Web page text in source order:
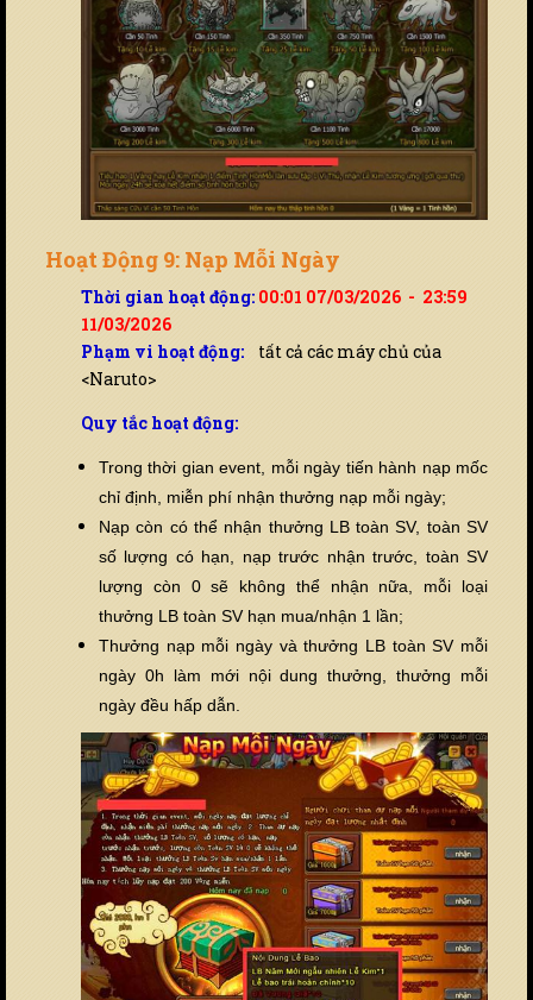
Hoạt Động 9: Nạp Mỗi Ngày
Thời gian hoạt động: 00:01 07/03/2026 - 23:59
11/03/2026
Phạm vi hoạt động: tất cả các máy chủ của
<Naruto>
Quy tắc hoạt động:
Trong thời gian event, mỗi ngày tiến hành nạp mốc
chỉ định, miễn phí nhận thưởng nạp mỗi ngày;
Nạp còn có thể nhận thưởng LB toàn SV, toàn SV
số lượng có hạn, nạp trước nhận trước, toàn SV
lượng còn 0 sẽ không thể nhận nữa, mỗi loại
thưởng LB toàn SV hạn mua/nhận 1 lần;
Thưởng nạp mỗi ngày và thưởng LB toàn SV mỗi
ngày 0h làm mới nội dung thưởng, thưởng mỗi
ngày đều hấp dẫn.